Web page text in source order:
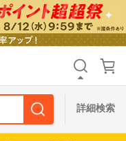
詳細検索
リセット